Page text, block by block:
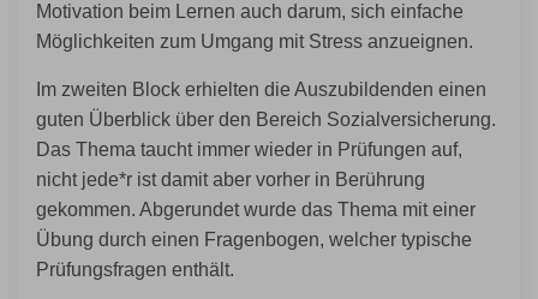
Motivation beim Lernen auch darum, sich einfache
Möglichkeiten zum Umgang mit Stress anzueignen.
Im zweiten Block erhielten die Auszubildenden einen
guten Überblick über den Bereich Sozialversicherung.
Das Thema taucht immer wieder in Prüfungen auf,
nicht jede*r ist damit aber vorher in Berührung
gekommen. Abgerundet wurde das Thema mit einer
Übung durch einen Fragenbogen, welcher typische
Prüfungsfragen enthält.